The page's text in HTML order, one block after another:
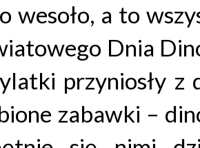
wesoło, a to
Dnia
przyniosły z
zabawki –